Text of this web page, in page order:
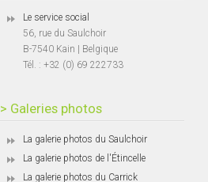
Le service social
56, rue du Saulchoir
B-7540 Kain | Belgique
Tél. : +32 (0) 69 222733
> Galeries photos
La galerie photos du Saulchoir
La galerie photos de l'Étincelle
La galerie photos du Carrick